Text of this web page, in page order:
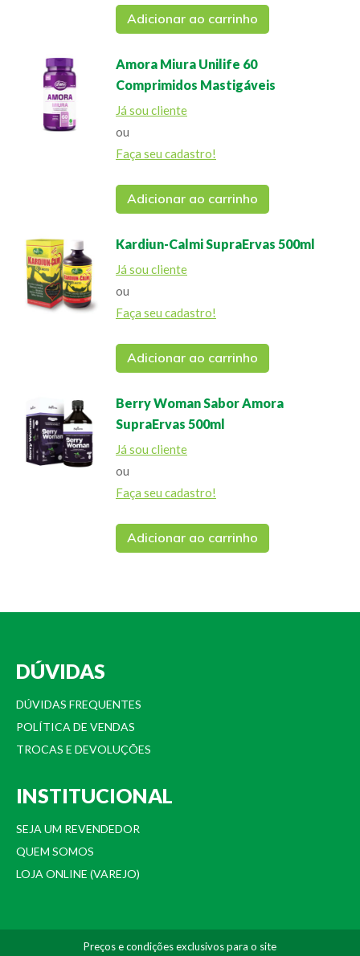
Adicionar ao carrinho
Amora Miura Unilife 60
Comprimidos Mastigáveis
Já sou cliente
ou
Faça seu cadastro!
Adicionar ao carrinho
Kardiun-Calmi SupraErvas 500ml
Já sou cliente
ou
Faça seu cadastro!
Adicionar ao carrinho
Berry Woman Sabor Amora
SupraErvas 500ml
Já sou cliente
ou
Faça seu cadastro!
Adicionar ao carrinho
DÚVIDAS
DÚVIDAS FREQUENTES
POLÍTICA DE VENDAS
TROCAS E DEVOLUÇÕES
INSTITUCIONAL
SEJA UM REVENDEDOR
QUEM SOMOS
LOJA ONLINE (VAREJO)
Preços e condições exclusivos para o site